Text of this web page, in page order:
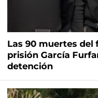
Las 90 muertes
prisión García
detención